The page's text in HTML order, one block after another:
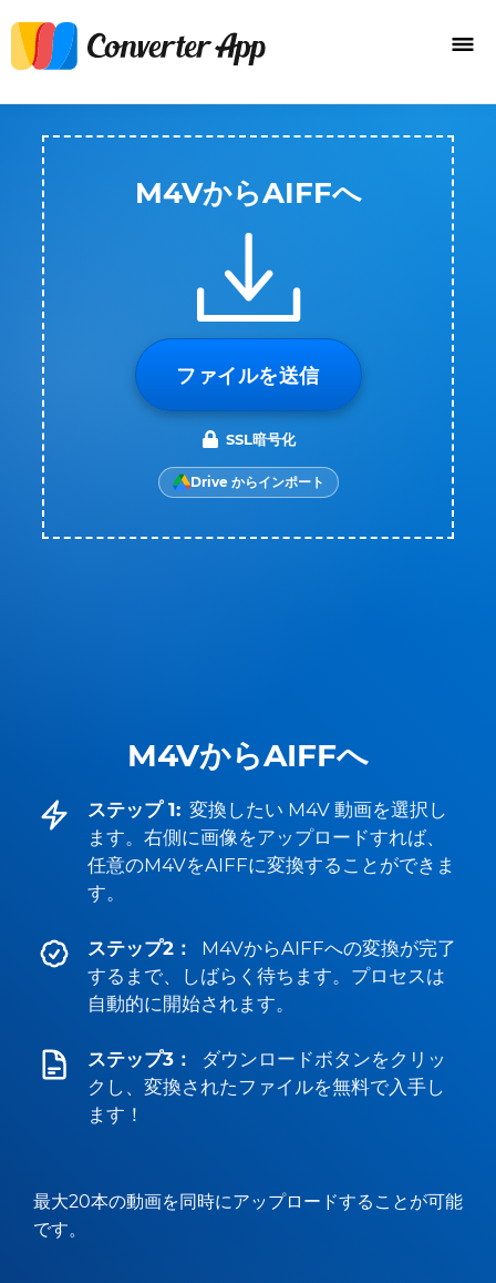
M4VからAIFFへ
ステップ 1: 変換したい M4V 動画を選択し
ます。右側に画像をアップロードすれば、
任意のM4VをAIFFに変換することができま
す。
ステップ2：
M4VからAIFFへの変換が完了
するまで、しばらく待ちます。プロセスは
自動的に開始されます。
ステップ3：
ダウンロードボタンをクリッ
クし、変換されたファイルを無料で入手し
ます！
最大20本の動画を同時にアップロードすることが可能
です。
M4VからAIFFへ
ファイルを送信
SSL暗号化
Drive からインポート